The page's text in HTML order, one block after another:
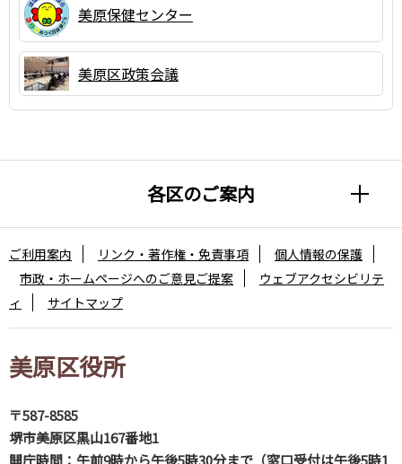
美原保健センター
美原区政策会議
各区のご案内
美原区役所
〒587-8585
堺市美原区黒山167番地1
開庁時間：午前9時から午後5時30分まで（窓口受付は午後5時1
ご利用案内 リンク・著作権・免責事項
個人情報の保護
市政・ホームページへのご意見ご提案
ウェブアクセシビリテ
ィ
サイトマップ